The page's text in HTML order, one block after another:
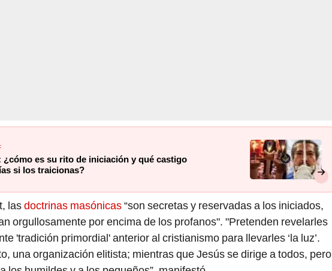
¿cómo es su rito de iniciación y qué castigo
si los traicionas?
lasdoctrinas masónicas“son secretas y reservadas a los iniciados,
orgullosamente por encima de los profanos". "Pretenden revelarles
'tradición primordial' anterior al cristianismo para llevarles ‘la luz’.
una organización elitista; mientras que Jesús se dirige a todos, pero